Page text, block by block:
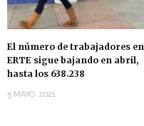
El número de trabajadores en
ERTE sigue bajando en abril,
hasta los 638.238
5 MAYO, 2021